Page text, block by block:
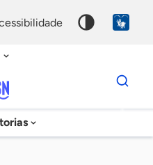
Dados
para
chave